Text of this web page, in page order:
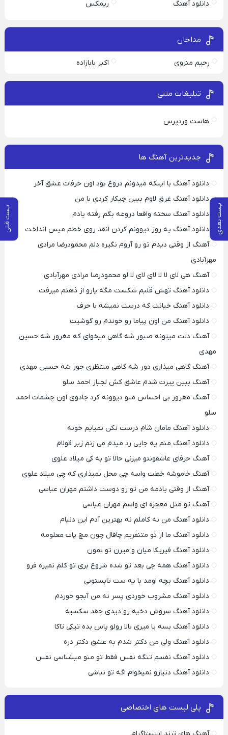
پست بعدی پست قبلی
دانلود آهنگ ریمکس
مداحان
رحیم منزوی اکبر بابازاده
تبلیغات متنی
هاست وردپرس
جدیدترین آهنگ ها
دانلود آهنگ با اینکه میدونم دروغ بود اون حرفات عشق آخر
دانلود آهنگ غرق لاوم ببین چیکار کردی با من
دانلود آهنگ سخته واقعا دروغه بگم رفته یادم
دانلود آهنگ یه روز دیوونم کردن انقد روی خطم میس انداخت
آهنگ از وقتی دیدم تو رو آروم نگیره دلم محمودرضا مرادی
مهرآبادی
آهنگ هی لای لا لا لای لای لا لو محمودرضا مرادی مهرآبادی
دانلود آهنگ تهش قلبم شکست مگه یارو از ذهنم میرفت
دانلود آهنگ خیانت که درست نمیشه با حرف
دانلود آهنگ من اون پیاما رو خوندم رو گوشیت
آهنگ دلت میتونه صبور شه گاهی میخوای که مغرور شه حسین
مهدی
آهنگ گاهی میذاری دور شه گاهی منتظری جور شه حسین مهدی
آهنگ ببین پیرت شدم عاشق کش لجباز احمد سلو
آهنگ مغرور بی احساس منو دیوونه کرد جادوی اون چشمات احمد
سلو
دانلود آهنگ مامان شام درست نکن نمیایم خونه
دانلود آهنگ منم یه جایی رد میدم می زنم زیر قولام
آهنگ حرفای عاشقونتو میزنی حالا تو به کی میلاد علوی
آهنگ خاموشه خطت واسه چی محل نمیذاری که چی میلاد علوی
آهنگ از وقتی یادمه من تو رو دوست داشتم مهران عباسی
آهنگ تو مثل معجزه ای واسم مهران عباسی
دانلود آهنگ من نه کاملم نه بهترین آدم این دنیام
دانلود آهنگ ما از تو متنفریم چاقال چون مچ پات معلومه
دانلود آهنگ فیریکا میان و میرن تو بمون
دانلود آهنگ همه چی بعد تو شده شروع بری تو کلم نمیره فرو
دانلود آهنگ بچه اومد با یه ست تابستونی
دانلود آهنگ مشروب خوردی پسر نه من آبجو خوردم
دانلود آهنگ سروش دخیه رو دیدی چقد سکسیه
دانلود آهنگ بسه یا میری بالا رولو پاس بده تیکی تاکا
دانلود آهنگ ولی من دکتر شدم به عشق دکتر دره
دانلود آهنگ نفسم تنگه نفس فقط تو منو میشناسی نفس
دانلود آهنگ دنیارو نمیخوام اگه تو نباشی
پلی لیست های اختصاصی